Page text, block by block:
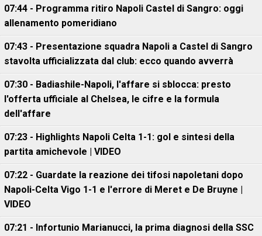
07:44 - Programma ritiro Napoli Castel di Sangro: oggi
allenamento pomeridiano
07:43 - Presentazione squadra Napoli a Castel di Sangro
stavolta ufficializzata dal club: ecco quando avverrà
07:30 - Badiashile-Napoli, l'affare si sblocca: presto
l'offerta ufficiale al Chelsea, le cifre e la formula
dell'affare
07:23 - Highlights Napoli Celta 1-1: gol e sintesi della
partita amichevole | VIDEO
07:22 - Guardate la reazione dei tifosi napoletani dopo
Napoli-Celta Vigo 1-1 e l'errore di Meret e De Bruyne |
VIDEO
07:21 - Infortunio Marianucci, la prima diagnosi della SSC